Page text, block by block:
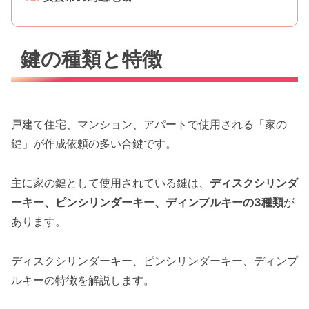
鍵の種類と特徴
戸建て住宅、マンション、アパートで使用される「家の
鍵」が作成依頼の多い合鍵です。
主に家の鍵として使用されている鍵は、 ディスクシリンダ
ーキー、ピンシリンダーキー、ディンプルキーの3種類が
あります。
ディスクシリンダーキー、ピンシリンダーキー、ディンプ
ルキーの特徴を解説します。